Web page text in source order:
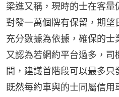
梁進又稱，現時的士在客量
對發一萬個牌有保留，期望
充分數據為依據，確保的
又認為若網約平台過多，
間，建議首階段可以最多只
既然每約車與的士同屬信